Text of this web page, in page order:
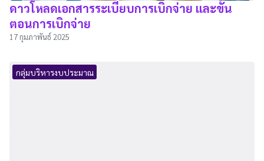
ดาวโหลดเอกสารระเบียบการเบิกจ่าย และขั้น
ตอนการเบิกจ่าย
17 กุมภาพันธ์ 2025
กลุ่มบริหารงบประมาณ